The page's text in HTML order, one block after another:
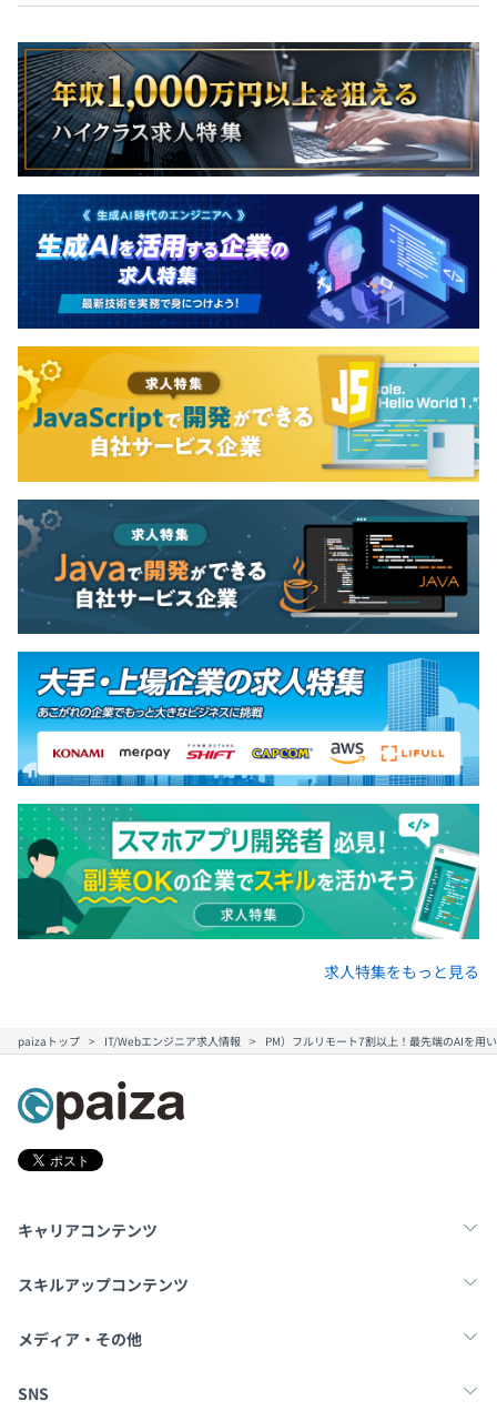
求人特集をもっと見る
paizaトップ IT/Webエンジニア求人情報 PM）フルリモート7割以上！最先端のAIを用
キャリアコンテンツ
転職・キャリア
スキルアップコンテンツ
学習
メディア・その他
Tech Team Journal
SNS